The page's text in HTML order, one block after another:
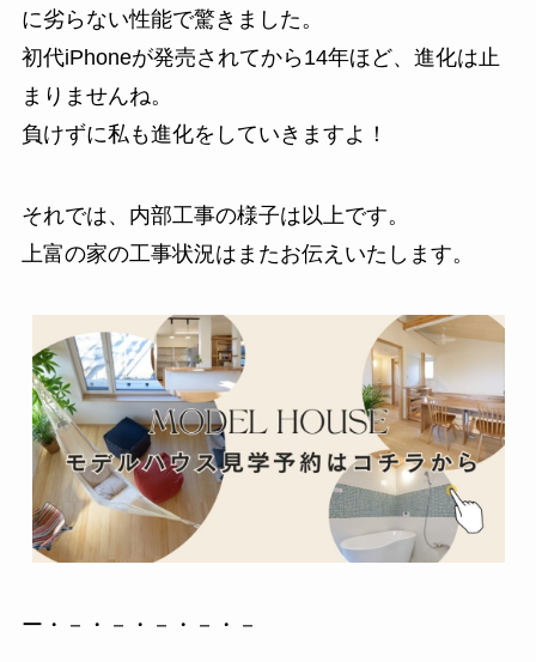
に劣らない性能で驚きました。
初代iPhoneが発売されてから14年ほど、進化は止
まりませんね。
負けずに私も進化をしていきますよ！
それでは、内部工事の様子は以上です。
上富の家の工事状況はまたお伝えいたします。
ー・－・－・－・－・－